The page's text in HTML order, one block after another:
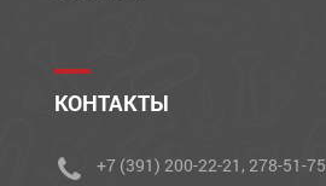
КОНТАКТЫ
+7 (391) 200-22-21, 278-51-75